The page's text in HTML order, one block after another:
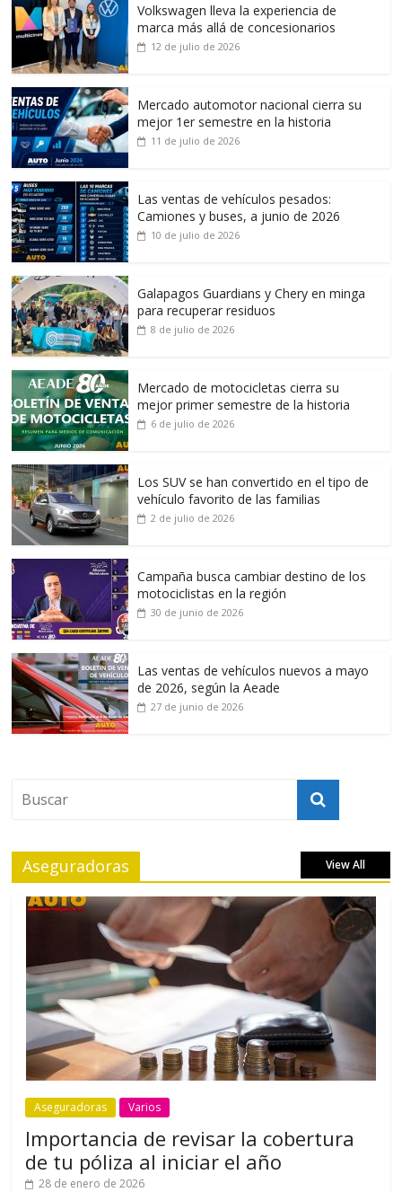
Volkswagen lleva la experiencia de
marca más allá de concesionarios
12 de julio de 2026
Mercado automotor nacional cierra su
mejor 1er semestre en la historia
11 de julio de 2026
Las ventas de vehículos pesados:
Camiones y buses, a junio de 2026
10 de julio de 2026
Galapagos Guardians y Chery en minga
para recuperar residuos
8 de julio de 2026
Mercado de motocicletas cierra su
mejor primer semestre de la historia
6 de julio de 2026
Los SUV se han convertido en el tipo de
vehículo favorito de las familias
2 de julio de 2026
Campaña busca cambiar destino de los
motociclistas en la región
30 de junio de 2026
Las ventas de vehículos nuevos a mayo
de 2026, según la Aeade
27 de junio de 2026
Aseguradoras View All
Aseguradoras Varios
Importancia de revisar la cobertura
de tu póliza al iniciar el año
28 de enero de 2026